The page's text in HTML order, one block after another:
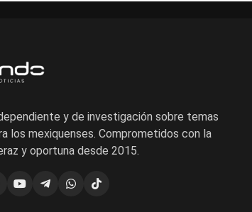
y de investigación sobre temas
los mexiquenses. Comprometidos con la
y oportuna desde 2015.